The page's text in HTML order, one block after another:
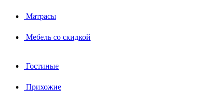
Матрасы
Мебель со скидкой
Гостиные
Прихожие